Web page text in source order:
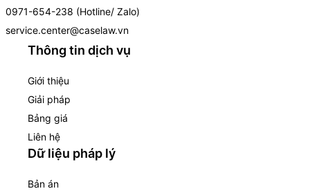
0971-654-238 (Hotline/ Zalo)
service.center@caselaw.vn
Thông tin dịch vụ
Giới thiệu
Giải pháp
Bảng giá
Liên hệ
Dữ liệu pháp lý
Bản án